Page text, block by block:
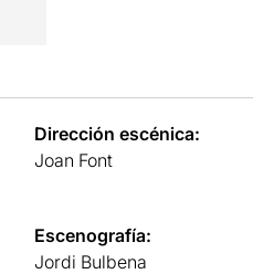
Dirección escénica:
Joan Font
Escenografía:
Jordi Bulbena